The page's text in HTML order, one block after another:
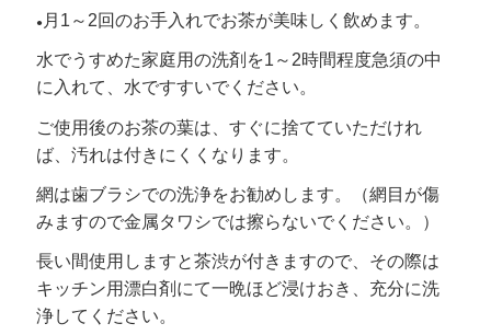
● 月1～2回のお手入れでお茶が美味しく飲めます。
水でうすめた家庭用の洗剤を1～2時間程度急須の中
に入れて、水ですすいでください。
ご使用後のお茶の葉は、すぐに捨てていただけれ
ば、汚れは付きにくくなります。
網は歯ブラシでの洗浄をお勧めします。（網目が傷
みますので金属タワシでは擦らないでください。）
長い間使用しますと茶渋が付きますので、その際は
キッチン用漂白剤にて一晩ほど浸けおき、充分に洗
浄してください。